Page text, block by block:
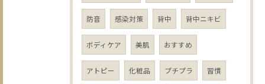
防音 感染対策 背中 背中ニキビ
ボディケア 美肌 おすすめ
アトピー 化粧品 プチプラ 習慣